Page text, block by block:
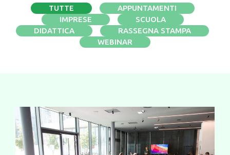
TUTTE
APPUNTAMENTI
IMPRESE
SCUOLA
DIDATTICA
RASSEGNA STAMPA
WEBINAR